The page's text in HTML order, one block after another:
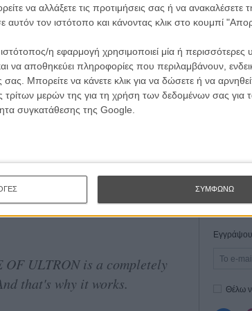
να αλλάξετε τις προτιμήσεις σας ή να ανακαλέσετε
αυτόν τον ιστότοπο και κάνοντας κλικ στο κουμπί
η εφαρμογή χρησιμοποιεί μία ή περισσότερες
να αποθηκεύει πληροφορίες που περιλαμβάνουν,
Μπορείτε να κάνετε κλικ για να δώσετε ή να
τρίτων μερών της για τη χρήση των δεδομένων σας
συγκατάθεσης της Google.
ΣΥΜΦΩΝΩ
- a highly entertaining follow-
with insane action, great
Joss did the impossible
OF ULTRON is a completely
that's why it works.
Ο
10
Θέλω
| νέες ταινίες | πρόγραμμα αιθουσών για όλη την Ελλάδα |
| απόψεις | αφιερώματα | διαγωνισμοί
ΕΓΓΡΑΦΗ